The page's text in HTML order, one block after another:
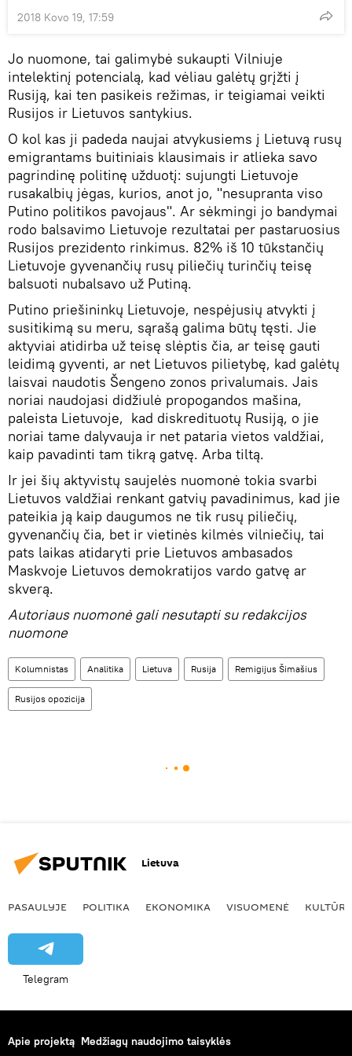
2018 Kovo 19, 17:59
Jo nuomone, tai galimybė sukaupti Vilniuje
intelektinį potencialą, kad vėliau galėtų grįžti į
Rusiją, kai ten pasikeis režimas, ir teigiamai veikti
Rusijos ir Lietuvos santykius.
O kol kas ji padeda naujai atvykusiems į Lietuvą rusų
emigrantams buitiniais klausimais ir atlieka savo
pagrindinę politinę užduotį: sujungti Lietuvoje
rusakalbių jėgas, kurios, anot jo, "nesupranta viso
Putino politikos pavojaus". Ar sėkmingi jo bandymai
rodo balsavimo Lietuvoje rezultatai per pastaruosius
Rusijos prezidento rinkimus. 82% iš 10 tūkstančių
Lietuvoje gyvenančių rusų piliečių turinčių teisę
balsuoti nubalsavo už Putiną.
Putino priešininkų Lietuvoje, nespėjusių atvykti į
susitikimą su meru, sąrašą galima būtų tęsti. Jie
aktyviai atidirba už teisę slėptis čia, ar teisę gauti
leidimą gyventi, ar net Lietuvos pilietybę, kad galėtų
laisvai naudotis Šengeno zonos privalumais. Jais
noriai naudojasi didžiulė propogandos mašina,
paleista Lietuvoje, kad diskredituotų Rusiją, o jie
noriai tame dalyvauja ir net pataria vietos valdžiai,
kaip pavadinti tam tikrą gatvę. Arba tiltą.
Ir jei šių aktyvistų saujelės nuomonė tokia svarbi
Lietuvos valdžiai renkant gatvių pavadinimus, kad jie
pateikia ją kaip daugumos ne tik rusų piliečių,
gyvenančių čia, bet ir vietinės kilmės vilniečių, tai
pats laikas atidaryti prie Lietuvos ambasados
Maskvoje Lietuvos demokratijos vardo gatvę ar
skverą.
Autoriaus nuomonė gali nesutapti su redakcijos
nuomone
Kolumnistas Analitika Lietuva Rusija Remigijus Šimašius
Rusijos opozicija
Lietuva
PASAULYJE POLITIKA EKONOMIKA VISUOMENĖ KULTŪRA
Telegram
Apie projektą Medžiagų naudojimo taisyklės